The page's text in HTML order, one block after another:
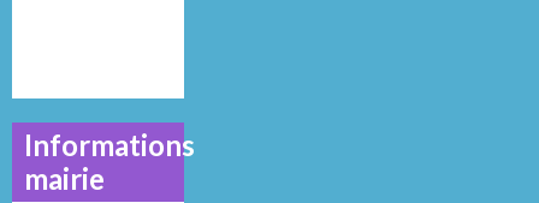
Informations
mairie